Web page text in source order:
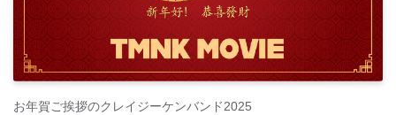
お年賀ご挨拶のクレイジーケンバンド2025